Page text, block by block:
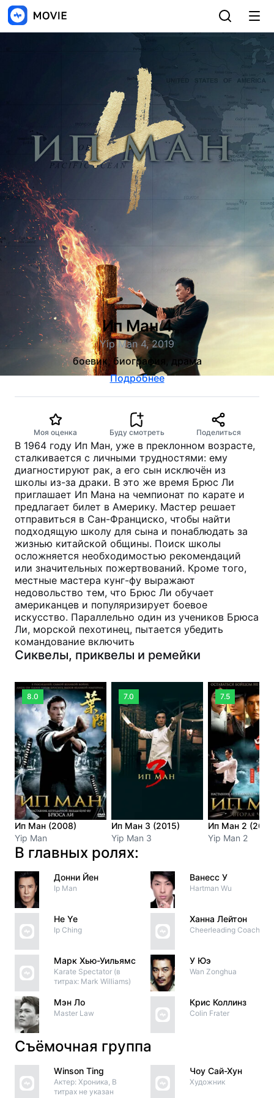
Ип Ман 4
Yip Man 4, 2019
боевик, биография, драма
Подробнее
Моя оценка Буду смотреть Поделиться
В 1964 году Ип Ман, уже в преклонном возрасте,
сталкивается с личными трудностями: ему
диагностируют рак, а его сын исключён из
школы из-за драки. В это же время Брюс Ли
приглашает Ип Мана на чемпионат по карате и
предлагает билет в Америку. Мастер решает
отправиться в Сан-Франциско, чтобы найти
подходящую школу для сына и понаблюдать за
жизнью китайской общины. Поиск школы
осложняется необходимостью рекомендаций
или значительных пожертвований. Кроме того,
местные мастера кунг-фу выражают
недовольство тем, что Брюс Ли обучает
американцев и популяризирует боевое
искусство. Параллельно один из учеников Брюса
Ли, морской пехотинец, пытается убедить
командование включить
Сиквелы, приквелы и ремейки
8.0
Ип Ман (2008)
Yip Man
7.0
Ип Ман 3 (2015)
Yip Man 3
7.5
Ип Ман 2
Yip Man 2
В главных ролях:
Донни Йен
Ip Man
He Ye
Ip Ching
Марк Хью-Уильямс
Karate Spectator (в
титрах: Mark Williams)
Мэн Ло
Master Law
Ванесс У
Hartman Wu
Ханна Лейтон
Cheerleading Coach
У Юэ
Wan Zonghua
Крис Коллинз
Colin Frater
Съёмочная группа
Winson Ting
Актер: Хроника, В
титрах не указан
Чоу Сай-Хун
Художник